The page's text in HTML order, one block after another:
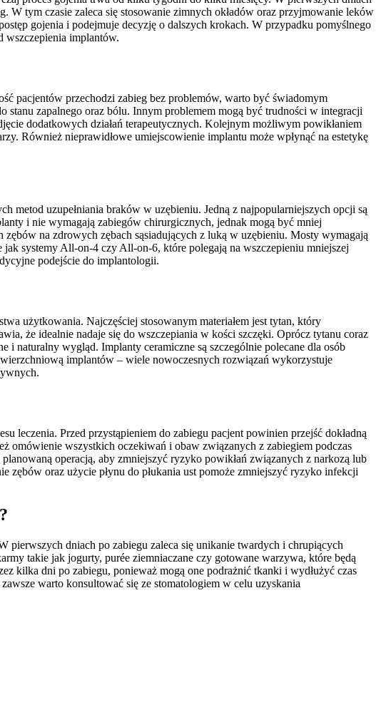
W tym czasie zaleca się stosowanie zimnych okładów oraz przyjmowanie leków
gojenia i podejmuje decyzję o dalszych krokach. W przypadku pomyślnego
wszczepienia implantów.
pacjentów przechodzi zabieg bez problemów, warto być świadomym
zapalnego oraz bólu. Innym problemem mogą być trudności w integracji
dodatkowych działań terapeutycznych. Kolejnym możliwym powikłaniem
Również nieprawidłowe umiejscowienie implantu może wpłynąć na estetykę
metod uzupełniania braków w uzębieniu. Jedną z najpopularniejszych opcji są
i nie wymagają zabiegów chirurgicznych, jednak mogą być mniej
na zdrowych zębach sąsiadujących z luką w uzębieniu. Mosty wymagają
systemy All-on-4 czy All-on-6, które polegają na wszczepieniu mniejszej
podejście do implantologii.
użytkowania. Najczęściej stosowanym materiałem jest tytan, który
że idealnie nadaje się do wszczepiania w kości szczęki. Oprócz tytanu coraz
i naturalny wygląd. Implanty ceramiczne są szczególnie polecane dla osób
implantów – wiele nowoczesnych rozwiązań wykorzystuje
leczenia. Przed przystąpieniem do zabiegu pacjent powinien przejść dokładną
omówienie wszystkich oczekiwań i obaw związanych z zabiegiem podczas
operacją, aby zmniejszyć ryzyko powikłań związanych z narkozą lub
zębów oraz użycie płynu do płukania ust pomoże zmniejszyć ryzyko infekcji
pierwszych dniach po zabiegu zaleca się unikanie twardych i chrupiących
takie jak jogurty, purée ziemniaczane czy gotowane warzywa, które będą
kilka dni po zabiegu, ponieważ mogą one podrażnić tkanki i wydłużyć czas
warto konsultować się ze stomatologiem w celu uzyskania